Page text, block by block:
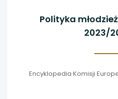
Polityka
2023/
Encyklopedia Komisji